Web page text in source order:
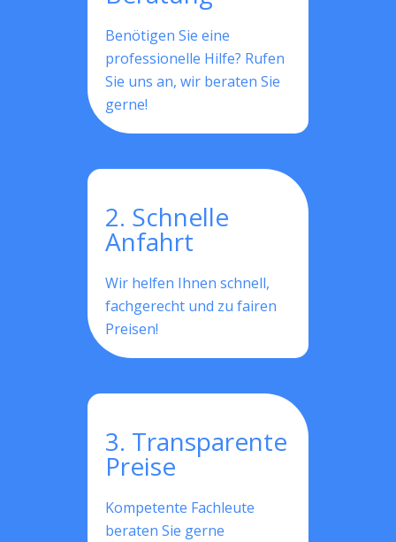
Benötigen Sie eine
professionelle Hilfe? Rufen
Sie uns an, wir beraten Sie
gerne!
2. Schnelle
Anfahrt
Wir helfen Ihnen schnell,
fachgerecht und zu fairen
Preisen!
3. Transparente
Preise
Kompetente Fachleute
beraten Sie gerne